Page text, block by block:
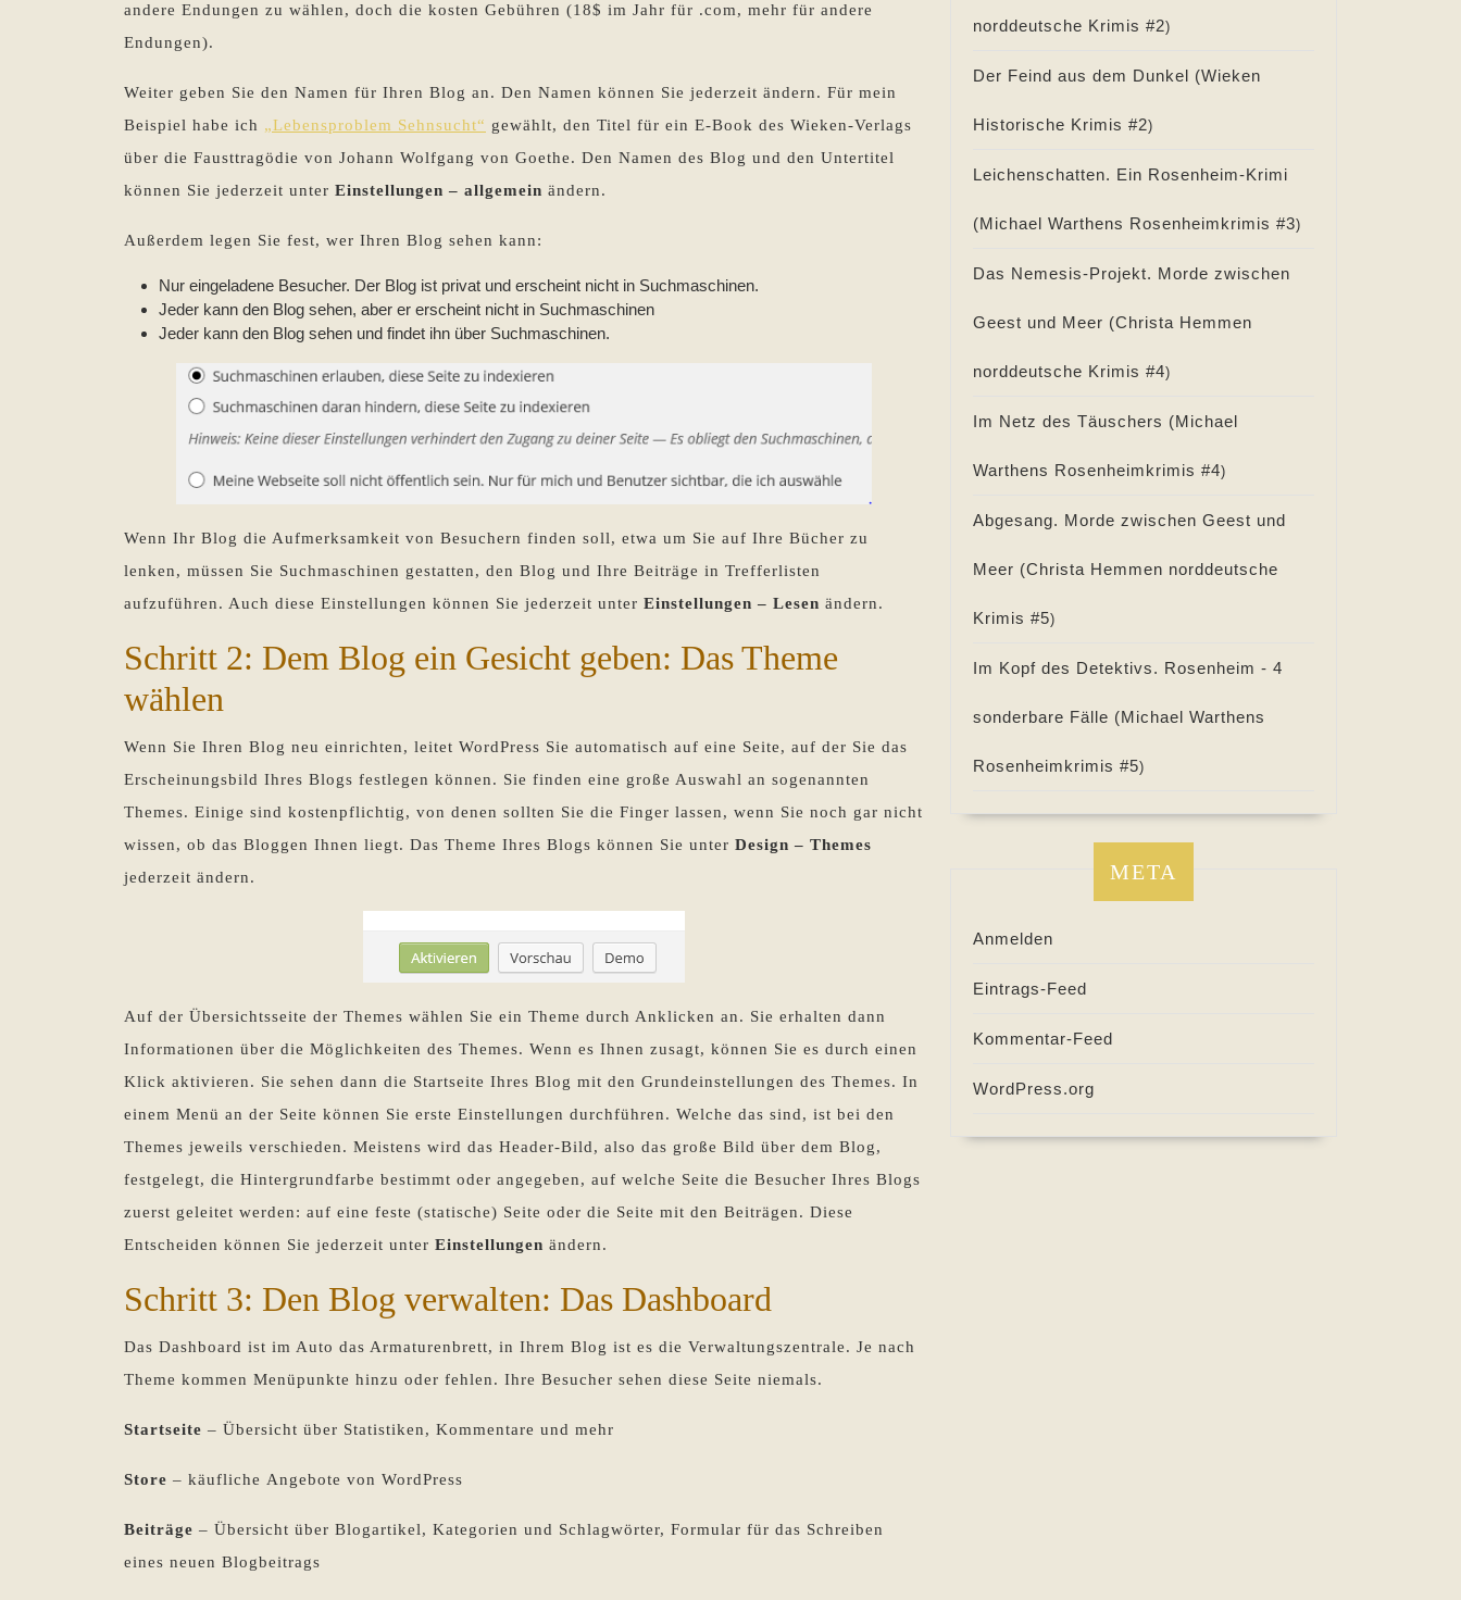
andere Endungen zu wählen, doch die kosten Gebühren (18$ im Jahr für .com, mehr für andere
Endungen).
Weiter geben Sie den Namen für Ihren Blog an. Den Namen können Sie jederzeit ändern. Für mein
Beispiel habe ich „Lebensproblem Sehnsucht“ gewählt, den Titel für ein E-Book des Wieken-Verlags
über die Fausttragödie von Johann Wolfgang von Goethe. Den Namen des Blog und den Untertitel
können Sie jederzeit unter Einstellungen – allgemein ändern.
Außerdem legen Sie fest, wer Ihren Blog sehen kann:
Nur eingeladene Besucher. Der Blog ist privat und erscheint nicht in Suchmaschinen.
Jeder kann den Blog sehen, aber er erscheint nicht in Suchmaschinen
Jeder kann den Blog sehen und findet ihn über Suchmaschinen.
Wenn Ihr Blog die Aufmerksamkeit von Besuchern finden soll, etwa um Sie auf Ihre Bücher zu
lenken, müssen Sie Suchmaschinen gestatten, den Blog und Ihre Beiträge in Trefferlisten
aufzuführen. Auch diese Einstellungen können Sie jederzeit unter Einstellungen – Lesen ändern.
Schritt 2: Dem Blog ein Gesicht geben: Das Theme
wählen
Wenn Sie Ihren Blog neu einrichten, leitet WordPress Sie automatisch auf eine Seite, auf der Sie das
Erscheinungsbild Ihres Blogs festlegen können. Sie finden eine große Auswahl an sogenannten
Themes. Einige sind kostenpflichtig, von denen sollten Sie die Finger lassen, wenn Sie noch gar nicht
wissen, ob das Bloggen Ihnen liegt. Das Theme Ihres Blogs können Sie unter Design – Themes
jederzeit ändern.
Auf der Übersichtsseite der Themes wählen Sie ein Theme durch Anklicken an. Sie erhalten dann
Informationen über die Möglichkeiten des Themes. Wenn es Ihnen zusagt, können Sie es durch einen
Klick aktivieren. Sie sehen dann die Startseite Ihres Blog mit den Grundeinstellungen des Themes. In
einem Menü an der Seite können Sie erste Einstellungen durchführen. Welche das sind, ist bei den
Themes jeweils verschieden. Meistens wird das Header-Bild, also das große Bild über dem Blog,
festgelegt, die Hintergrundfarbe bestimmt oder angegeben, auf welche Seite die Besucher Ihres Blogs
zuerst geleitet werden: auf eine feste (statische) Seite oder die Seite mit den Beiträgen. Diese
Entscheiden können Sie jederzeit unter Einstellungen ändern.
Schritt 3: Den Blog verwalten: Das Dashboard
Das Dashboard ist im Auto das Armaturenbrett, in Ihrem Blog ist es die Verwaltungszentrale. Je nach
Theme kommen Menüpunkte hinzu oder fehlen. Ihre Besucher sehen diese Seite niemals.
Startseite – Übersicht über Statistiken, Kommentare und mehr
Store – käufliche Angebote von WordPress
Beiträge – Übersicht über Blogartikel, Kategorien und Schlagwörter, Formular für das Schreiben
eines neuen Blogbeitrags
norddeutsche Krimis #2)
Der Feind aus dem Dunkel (Wieken
Historische Krimis #2)
Leichenschatten. Ein Rosenheim-Krimi
(Michael Warthens Rosenheimkrimis #3)
Das Nemesis-Projekt. Morde zwischen
Geest und Meer (Christa Hemmen
norddeutsche Krimis #4)
Im Netz des Täuschers (Michael
Warthens Rosenheimkrimis #4)
Abgesang. Morde zwischen Geest und
Meer (Christa Hemmen norddeutsche
Krimis #5)
Im Kopf des Detektivs. Rosenheim - 4
sonderbare Fälle (Michael Warthens
Rosenheimkrimis #5)
META
Anmelden
Eintrags-Feed
Kommentar-Feed
WordPress.org